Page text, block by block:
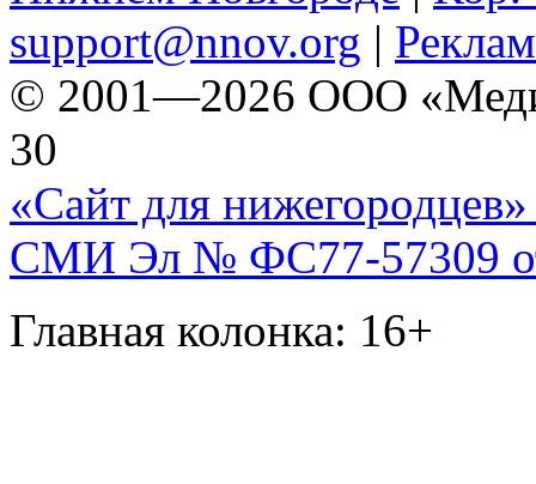
support@nnov.org |
© 2001—2026 ООО
30
«Сайт для нижегородцев»
СМИ Эл № ФС77-57309
Главная колонка: 16+